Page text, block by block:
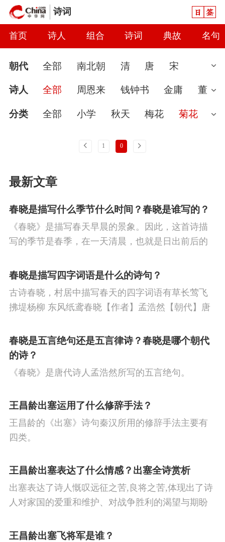
诗词
首页 诗人 组合 诗词 典故 名句
朝代 全部 南北朝 清 唐 宋
汉 现代 先秦 魏晋 隋
代 秦 当代 明 辽 金 五代
诗人 全部 周恩来 钱钟书 金庸 董
必武 梁羽生 启功 现代无名 蔡文
分类 全部 小学 秋天 梅花 菊花
七夕节
史 豪放
闺怨 思念 讽刺 友情 月亮 重阳
节 寒食节 人生 赞美 悼亡 柳 高
水 夏天 思乡 元宵节 爱情
寓理 风 战争 劳动 励志 马 边
师 荷花
1 0
下一页
最新文章
春晓是描写什么季节什么时间？春晓是谁写的？
《春晓》是描写春天早晨的景象。因此，这首诗描
写的季节是春季，在一天清晨，也就是日出前后的
春晓是描写四字词语是什么的诗句？
古诗春晓，村居中描写春天的四字词语有草长莺飞
拂堤杨柳 东风纸鸢春晓【作者】孟浩然【朝代】唐
少。译文春日里贪睡不知不觉天已破晓，搅乱我酣
眠的是那啁啾的小鸟。
春晓是五言绝句还是五言律诗？春晓是哪个朝代
的诗？
《春晓》是唐代诗人孟浩然所写的五言绝句。
王昌龄出塞运用了什么修辞手法？
王昌龄的《出塞》诗句秦汉所用的修辞手法主要有
四类。
王昌龄出塞表达了什么情感？出塞全诗赏析
出塞表达了诗人慨叹远征之苦,良将之苦,体现出了诗
人对家国的爱重和维护、对战争胜利的渴望与期盼
日平息边塞战争,使国家得到安宁,让人民过上安定生
王昌龄出塞飞将军是谁？